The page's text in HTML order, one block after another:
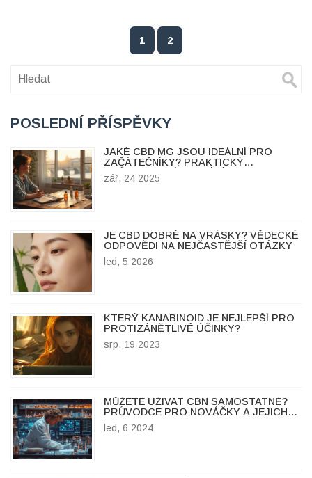
1 2
POSLEDNÍ PŘÍSPĚVKY
JAKÉ CBD MG JSOU IDEÁLNÍ PRO
ZAČÁTEČNÍKY? PRAKTICKÝ
PRŮVODCE DÁVKOVÁNÍM
zář, 24 2025
JE CBD DOBRÉ NA VRÁSKY? VĚDECKÉ
ODPOVĚDI NA NEJČASTĚJŠÍ OTÁZKY
led, 5 2026
KTERÝ KANABINOID JE NEJLEPŠÍ PRO
PROTIZÁNĚTLIVÉ ÚČINKY?
srp, 19 2023
MŮŽETE UŽÍVAT CBN SAMOSTATNĚ?
PRŮVODCE PRO NOVÁČKY A JEJICH
ZKUŠENOSTI
led, 6 2024